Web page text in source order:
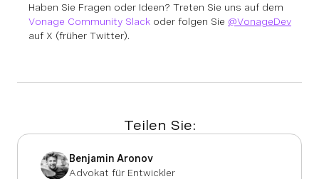
Haben Sie Fragen oder Ideen? Treten Sie uns auf dem
Vonage Community Slack oder folgen Sie @VonageDev
auf X (früher Twitter).
Teilen Sie:
Benjamin Aronov
Advokat für Entwickler